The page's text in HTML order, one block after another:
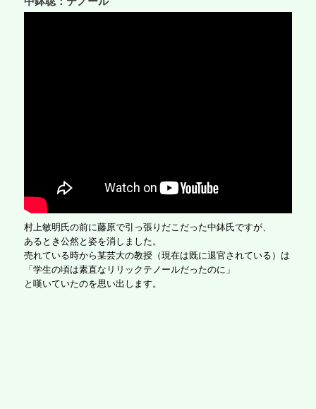
村上敏明氏の前に藤原で引っ張りだこだった中鉢氏ですが、
あるとき公然と姿を消しました。
売れている時から某芸大の教授（現在は既に退官されている）は
「学生の頃は素直なリリックテノールだったのに」
と嘆いていたのを思い出します。